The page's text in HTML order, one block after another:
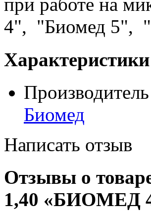
при работе на
4", "Биомед 5",
Характеристики
Производитель
Биомед
Написать отзыв
Отзывы о
1,40 «БИОМЕД